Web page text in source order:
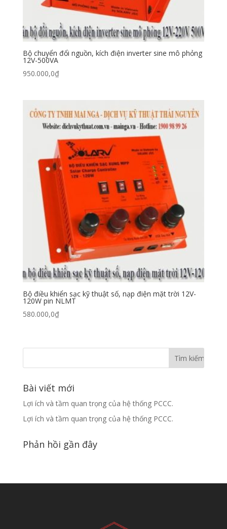
Bộ chuyển đổi nguồn, kích điện inverter sine mô phỏng
12V-500VA
950.000,0₫
Bộ điều khiển sạc kỹ thuật số, nạp điện mặt trời 12V-
120W pin NLMT
580.000,0₫
Bài viết mới
Lợi ích và tầm quan trọng của hệ thống PCCC.
Lợi ích và tầm quan trọng của hệ thống PCCC.
Phản hồi gần đây